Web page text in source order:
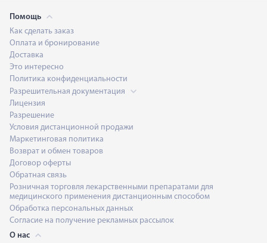
Помощь
Как сделать заказ
Оплата и бронирование
Доставка
Это интересно
Политика конфиденциальности
Разрешительная документация
Лицензия
Разрешение
Условия дистанционной продажи
Маркетинговая политика
Возврат и обмен товаров
Договор оферты
Обратная связь
Розничная торговля лекарственными препаратами для
медицинского применения дистанционным способом
Обработка персональных данных
Согласие на получение рекламных рассылок
О нас